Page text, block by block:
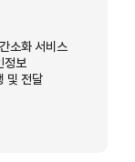
소화 서비스
정보
및 전달